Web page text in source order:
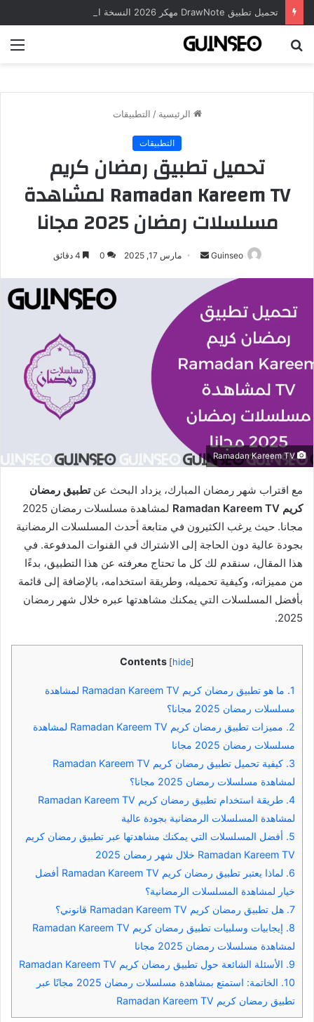
الرئيسية / التطبيقات
التطبيقات
تحميل تطبيق رمضان كريم
Ramadan Kareem TV لمشاهدة
مسلسلات رمضان 2025 مجانا
Guinseo
أرسلمارس 17, 2025 0
Ramadan Kareem TV
مع اقتراب شهر رمضان المبارك، يزداد البحث عنتطبيق رمضان
كريم Ramadan Kareem TV
لمشاهدة مسلسلات رمضان 2025
مجانا. حيث يرغب الكثيرون في متابعة أحدث المسلسلات الرمضانية
بجودة عالية دون الحاجة إلى الاشتراك في القنوات المدفوعة. في
هذا المقال، سنقدم لك كل ما تحتاج معرفته عن هذا التطبيق، بدءًا
من مميزاته، وكيفية تحميله، وطريقة استخدامه، بالإضافة إلى قائمة
بأفضل المسلسلات التي يمكنك مشاهدتها عبره خلال شهر رمضان
2025.
Contents [hide]
1.
ما هو تطبيق رمضان كريم Ramadan Kareem TV لمشاهدة
مسلسلات رمضان 2025 مجانا؟
2.
مميزات تطبيق رمضان كريم Ramadan Kareem TV لمشاهدة
مسلسلات رمضان 2025 مجانا
3.
كيفية تحميل تطبيق رمضان كريم Ramadan Kareem TV
لمشاهدة مسلسلات رمضان 2025 مجانا؟
4.
طريقة استخدام تطبيق رمضان كريم Ramadan Kareem TV
لمشاهدة المسلسلات الرمضانية بجودة عالية
5. أفضل المسلسلات التي يمكنك مشاهدتها عبر تطبيق رمضان كريم
Ramadan Kareem TV خلال شهر رمضان 2025
6.
لماذا يعتبر تطبيق رمضان كريم Ramadan Kareem TV أفضل
خيار لمشاهدة المسلسلات الرمضانية؟
7. هل تطبيق رمضان كريم Ramadan Kareem TV قانوني؟
8.
إيجابيات وسلبيات تطبيق رمضان كريم Ramadan Kareem TV
لمشاهدة مسلسلات رمضان 2025 مجانا
9. الأسئلة الشائعة حول تطبيق رمضان كريم Ramadan Kareem TV
10.
الخاتمة: استمتع بمشاهدة مسلسلات رمضان 2025 مجانًا عبر
تطبيق رمضان كريم Ramadan Kareem TV